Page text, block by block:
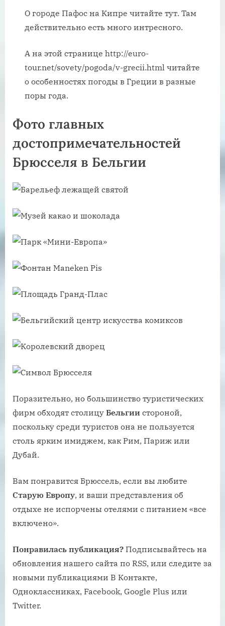
О городе Пафос на Кипре читайте тут. Там
действительно есть много интресного.
А на этой странице http://euro-
tour.net/sovety/pogoda/v-grecii.html читайте
о особенностях погоды в Греции в разные
поры года.
Фото главных
достопримечательностей
Брюсселя в Бельгии
Поразительно, но большинство туристических
фирм обходят столицу Бельгии стороной,
поскольку среди туристов она не пользуется
столь ярким имиджем, как Рим, Париж или
Дубай.
Вам понравится Брюссель, если вы любите
Старую Европу, и ваши представления об
отдыхе не испорчены отелями с питанием «все
включено».
Понравилась публикация? Подписывайтесь на
обновления нашего сайта по RSS, или следите за
новыми публикациями В Контакте,
Одноклассниках, Facebook, Google Plus или
Twitter.